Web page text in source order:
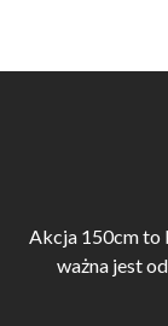
Akcja 150cm to
ważna jest